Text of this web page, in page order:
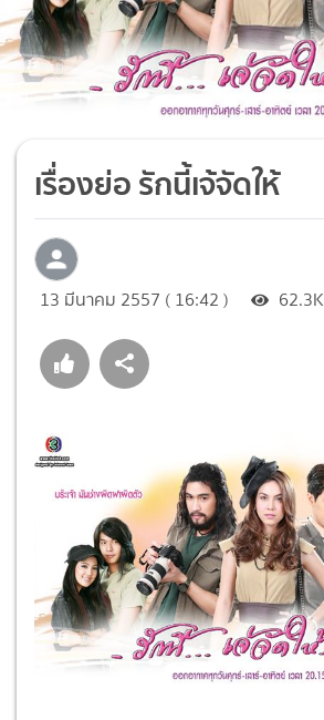
เรื่องย่อ รักนี้เจ้จัดให้
13 มีนาคม 2557 ( 16:42 ) 62.3K